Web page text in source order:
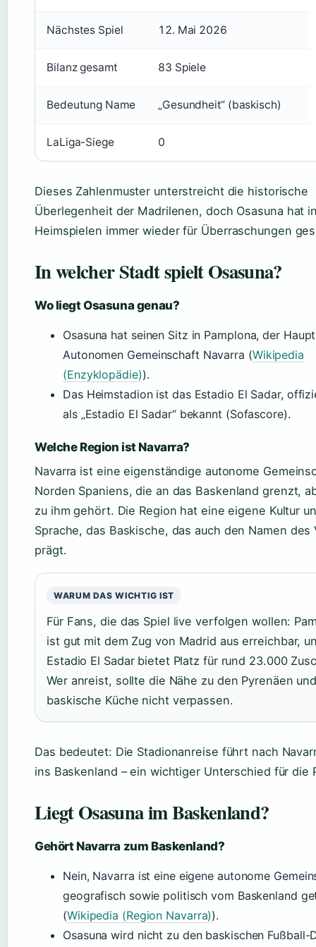
Nächstes Spiel 12. Mai 2026
Bilanz gesamt 83 Spiele
Bedeutung Name „Gesundheit“ (baskisch)
LaLiga-Siege 0
Dieses Zahlenmuster unterstreicht die historische
Überlegenheit der Madrilenen, doch Osasuna hat
Heimspielen immer wieder für Überraschungen
In welcher Stadt spielt Osasuna?
Wo liegt Osasuna genau?
Osasuna hat seinen Sitz in Pamplona, der
Autonomen Gemeinschaft Navarra (Wikipedia
(Enzyklopädie)).
Das Heimstadion ist das Estadio El Sadar,
als „Estadio El Sadar“ bekannt (Sofascore).
Welche Region ist Navarra?
Navarra ist eine eigenständige autonome
Norden Spaniens, die an das Baskenland grenzt,
zu ihm gehört. Die Region hat eine eigene Kultur
Sprache, das Baskische, das auch den Namen des
prägt.
WARUM DAS WICHTIG IST
Für Fans, die das Spiel live verfolgen wollen:
ist gut mit dem Zug von Madrid aus erreichbar,
Estadio El Sadar bietet Platz für rund 23.000
Wer anreist, sollte die Nähe zu den Pyrenäen
baskische Küche nicht verpassen.
Das bedeutet: Die Stadionanreise führt nach
ins Baskenland – ein wichtiger Unterschied für die
Liegt Osasuna im Baskenland?
Gehört Navarra zum Baskenland?
Nein, Navarra ist eine eigene autonome
geografisch sowie politisch vom Baskenland
(Wikipedia (Region Navarra)).
Osasuna wird nicht zu den baskischen Fußball-